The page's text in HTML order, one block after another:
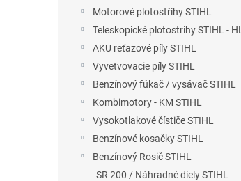
Motorové plotostřihy STIHL
Teleskopické plotostrihy STIHL - HL
AKU reťazové píly STIHL
Vyvetvovacie píly STIHL
Benzínový fúkač / vysávač STIHL
Kombimotory - KM STIHL
Vysokotlakové čístiče STIHL
Benzínové kosačky STIHL
Benzínový Rosič STIHL
SR 200 / Náhradné diely STIHL